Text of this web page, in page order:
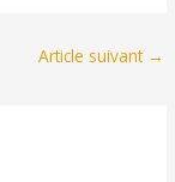
Article suivant →